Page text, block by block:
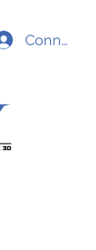
Connexion